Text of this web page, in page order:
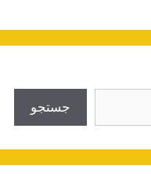
جستجو